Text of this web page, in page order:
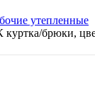
утепленные
брюки,